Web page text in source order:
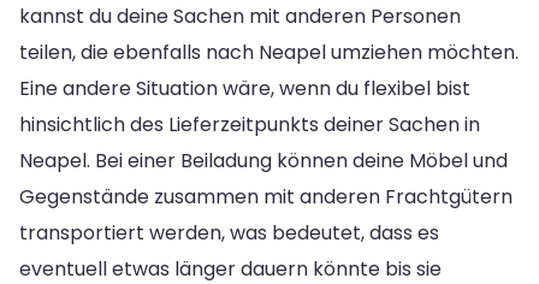
kannst du deine Sachen mit anderen Personen
teilen, die ebenfalls nach Neapel umziehen möchten.
Eine andere Situation wäre, wenn du flexibel bist
hinsichtlich des Lieferzeitpunkts deiner Sachen in
Neapel. Bei einer Beiladung können deine Möbel und
Gegenstände zusammen mit anderen Frachtgütern
transportiert werden, was bedeutet, dass es
eventuell etwas länger dauern könnte bis sie